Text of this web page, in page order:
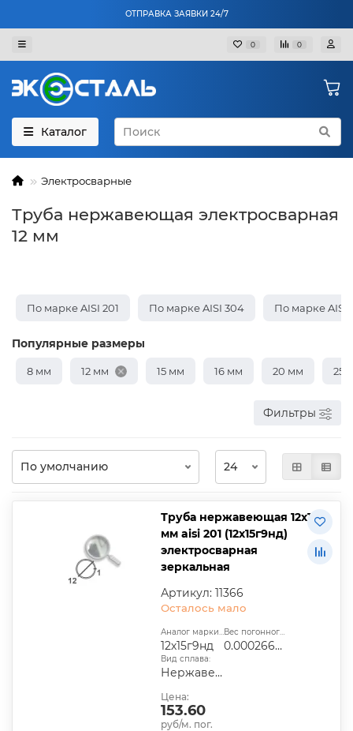
ОТПРАВКА ЗАЯВКИ 24/7
0 0
Каталог
Электросварные
Труба нержавеющая электросварная
12 мм
По марке AISI 201 По марке AISI 304 По марке AISI
Популярные размеры
8 мм 12 мм 15 мм 16 мм 20 мм 25
Фильтры
Труба нержавеющая 12х1
мм aisi 201 (12х15г9нд)
электросварная
зеркальная
Артикул: 11366
Осталось мало
Аналог марки стали:
12х15г9нд
Вес погонного метра, т.:
0.00026609
Вид сплава:
Нержавеющая сталь
Цена:
153.60
руб/м. пог.